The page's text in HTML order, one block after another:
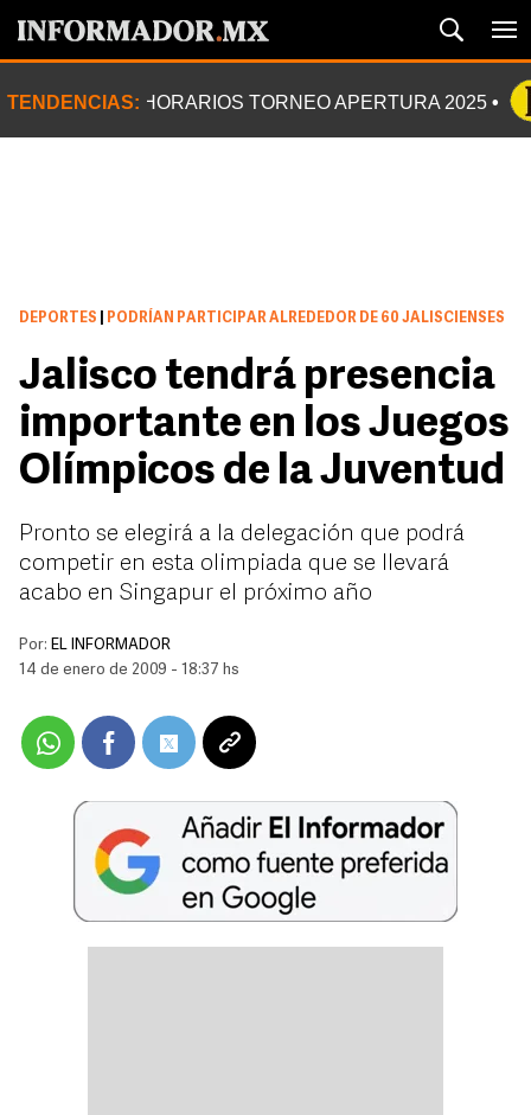
TENDENCIAS: HORARIOS TORNEO APERTURA 2025
DEPORTES PODRÍAN PARTICIPAR ALREDEDOR DE 60 JALISCIENSES
Jalisco tendrá presencia
importante en los Juegos
Olímpicos de la Juventud
Pronto se elegirá a la delegación que podrá
competir en esta olimpiada que se llevará
acabo en Singapur el próximo año
Por: EL INFORMADOR
14 de enero de 2009 - 18:37 hs